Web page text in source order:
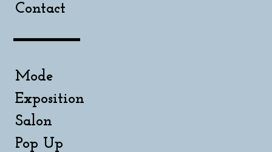
Contact
Mode
Exposition
Salon
Pop Up